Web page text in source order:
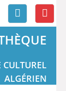
CULTUREL
ALGÉRIEN